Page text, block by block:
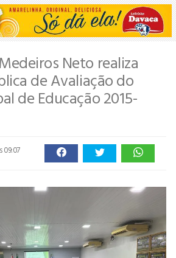
Neto realiza
de Avaliação do
de Educação 2015-
09:07